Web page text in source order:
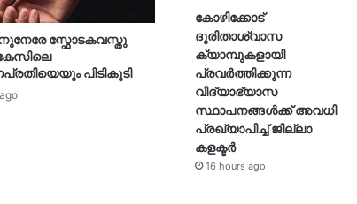
സ്ഫോടകവസ്തു
പിടികൂടി
കോഴിക്കോട്
ദുരിതാശ്വാസ
ക്യാമ്പുകളായി
പ്രവര്‍ത്തിക്കുന്ന
വിദ്യാഭ്യാസ
സ്ഥാപനങ്ങള്‍ക്ക് അവധി
പ്രഖ്യാപിച്ച് ജില്ലാ
കളക്ടർ
16 hours ago